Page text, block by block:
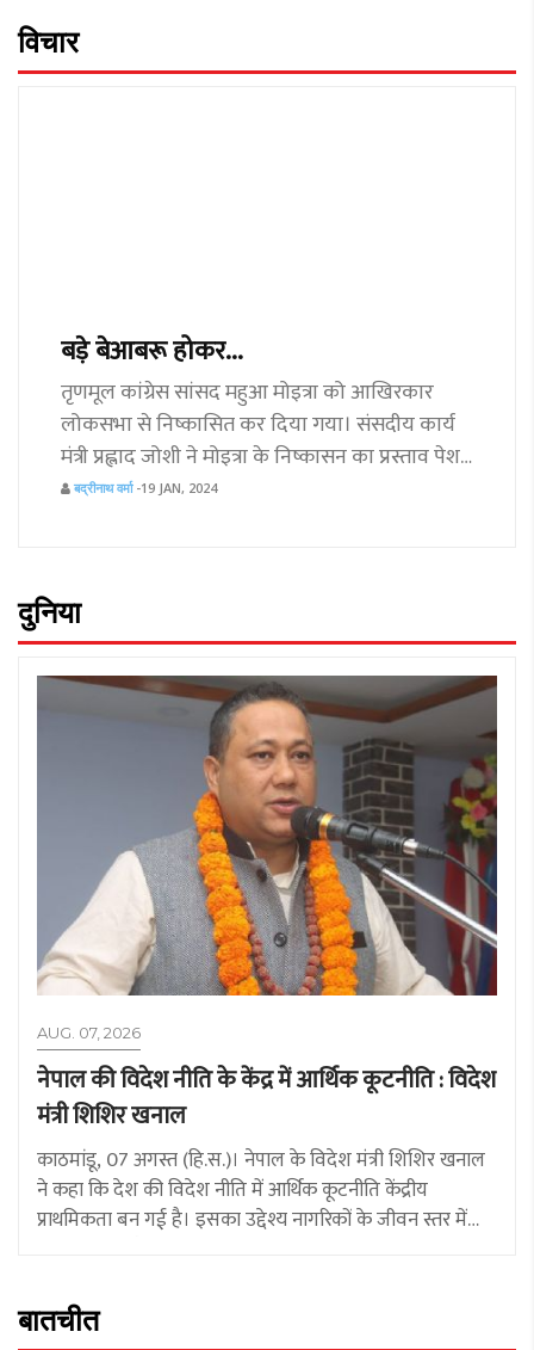
विचार
बड़े बेआबरू होकर...
तृणमूल कांग्रेस सांसद महुआ मोइत्रा को आखिरकार
लोकसभा से निष्कासित कर दिया गया। संसदीय कार्य
मंत्री प्रह्लाद जोशी ने मोइत्रा के निष्कासन का प्रस्ताव पेश
किया, जिसे सदन ने मंजूरी दे दी।
बद्रीनाथ वर्मा-19 JAN, 2024
दुनिया
AUG. 07, 2026
नेपाल की विदेश नीति के केंद्र में आर्थिक कूटनीति : विदेश
मंत्री शिशिर खनाल
काठमांडू, 07 अगस्त (हि.स.)। नेपाल के विदेश मंत्री शिशिर खनाल
ने कहा कि देश की विदेश नीति में आर्थिक कूटनीति केंद्रीय
प्राथमिकता बन गई है। इसका उद्देश्य नागरिकों के जीवन स्तर में
बातचीत